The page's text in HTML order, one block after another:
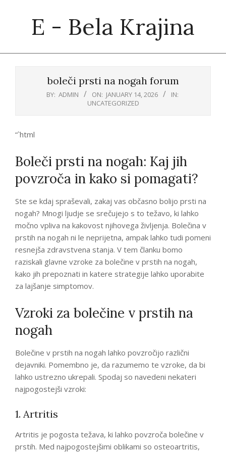
E - Bela Krajina
boleči prsti na nogah forum
BY: ADMIN ON: JANUARY 14, 2026
IN:
UNCATEGORIZED
“`html
Boleči prsti na nogah: Kaj jih
povzroča in kako si pomagati?
Ste se kdaj spraševali, zakaj vas občasno bolijo prsti na
nogah? Mnogi ljudje se srečujejo s to težavo, ki lahko
močno vpliva na kakovost njihovega življenja. Bolečina v
prstih na nogah ni le neprijetna, ampak lahko tudi pomeni
resnejša zdravstvena stanja. V tem članku bomo
raziskali glavne vzroke za bolečine v prstih na nogah,
kako jih prepoznati in katere strategije lahko uporabite
za lajšanje simptomov.
Vzroki za bolečine v prstih na
nogah
Bolečine v prstih na nogah lahko povzročijo različni
dejavniki. Pomembno je, da razumemo te vzroke, da bi
lahko ustrezno ukrepali. Spodaj so navedeni nekateri
najpogostejši vzroki:
1. Artritis
Artritis je pogosta težava, ki lahko povzroča bolečine v
prstih. Med najpogostejšimi oblikami so osteoartritis,